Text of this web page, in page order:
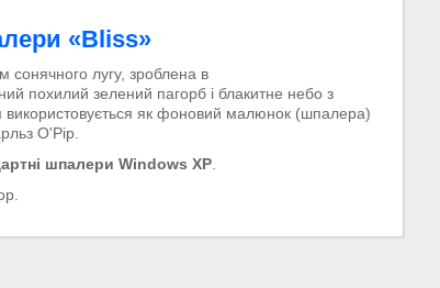
«Bliss»
сонячного лугу, зроблена в
похилий зелений пагорб і блакитне небо з
використовується як фоновий малюнок (шпалера)
О'Рір.
шпалери Windows XP